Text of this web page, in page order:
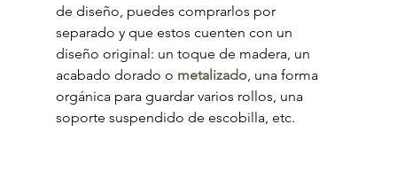
de diseño, puedes comprarlos por
separado y que estos cuenten con un
diseño original: un toque de madera, un
acabado dorado o metalizado, una forma
orgánica para guardar varios rollos, una
soporte suspendido de escobilla, etc.